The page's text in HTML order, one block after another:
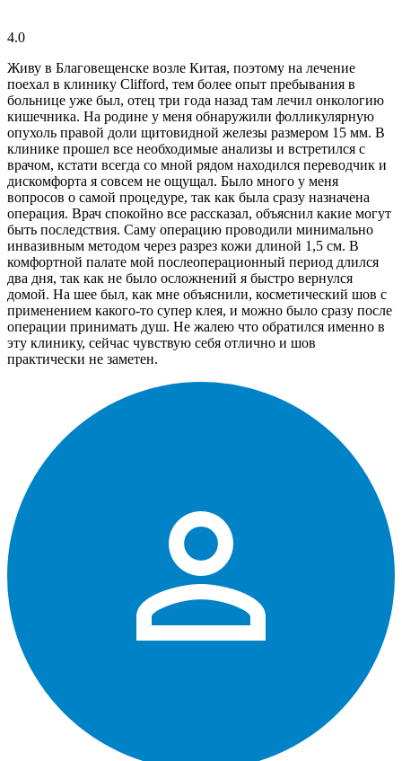
4.0
Живу в Благовещенске возле Китая, поэтому на лечение
поехал в клинику Clifford, тем более опыт пребывания в
больнице уже был, отец три года назад там лечил онкологию
кишечника. На родине у меня обнаружили фолликулярную
опухоль правой доли щитовидной железы размером 15 мм. В
клинике прошел все необходимые анализы и встретился с
врачом, кстати всегда со мной рядом находился переводчик и
дискомфорта я совсем не ощущал. Было много у меня
вопросов о самой процедуре, так как была сразу назначена
операция. Врач спокойно все рассказал, объяснил какие могут
быть последствия. Саму операцию проводили минимально
инвазивным методом через разрез кожи длиной 1,5 см. В
комфортной палате мой послеоперационный период длился
два дня, так как не было осложнений я быстро вернулся
домой. На шее был, как мне объяснили, косметический шов с
применением какого-то супер клея, и можно было сразу после
операции принимать душ. Не жалею что обратился именно в
эту клинику, сейчас чувствую себя отлично и шов
практически не заметен.